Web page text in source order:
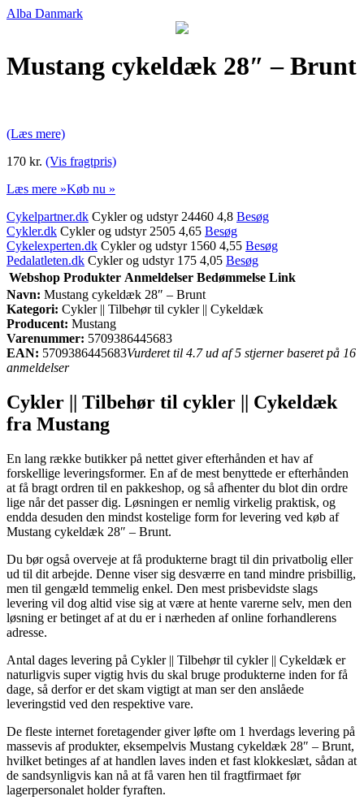
Alba Danmark
Mustang cykeldæk 28″ – Brunt
(Læs mere)
170 kr. (Vis fragtpris)
Læs mere »Køb nu »
Cykelpartner.dk Cykler og udstyr 24460 4,8 Besøg
Cykler.dk Cykler og udstyr 2505 4,65 Besøg
Cykelexperten.dk Cykler og udstyr 1560 4,55 Besøg
Pedalatleten.dk Cykler og udstyr 175 4,05 Besøg
Webshop Produkter Anmeldelser Bedømmelse Link
Navn: Mustang cykeldæk 28″ – Brunt
Kategori: Cykler || Tilbehør til cykler || Cykeldæk
Producent: Mustang
Varenummer: 5709386445683
EAN: 5709386445683Vurderet til 4.7 ud af 5 stjerner baseret på 16
anmeldelser
Cykler || Tilbehør til cykler || Cykeldæk
fra Mustang
En lang række butikker på nettet giver efterhånden et hav af
forskellige leveringsformer. En af de mest benyttede er efterhånden
at få bragt ordren til en pakkeshop, og så afhenter du blot din ordre
lige når det passer dig. Løsningen er nemlig virkelig praktisk, og
endda desuden den mindst kostelige form for levering ved køb af
Mustang cykeldæk 28″ – Brunt.
Du bør også overveje at få produkterne bragt til din privatbolig eller
ud til dit arbejde. Denne viser sig desværre en tand mindre prisbillig,
men til gengæld temmelig enkel. Den mest prisbevidste slags
levering vil dog altid vise sig at være at hente varerne selv, men den
løsning er betinget af at du er i nærheden af online forhandlerens
adresse.
Antal dages levering på Cykler || Tilbehør til cykler || Cykeldæk er
naturligvis super vigtig hvis du skal bruge produkterne inden for få
dage, så derfor er det skam vigtigt at man ser den anslåede
leveringstid ved den respektive vare.
De fleste internet foretagender giver løfte om 1 hverdags levering på
massevis af produkter, eksempelvis Mustang cykeldæk 28″ – Brunt,
hvilket betinges af at handlen laves inden et fast klokkeslæt, sådan at
de sandsynligvis kan nå at få varen hen til fragtfirmaet før
lagerpersonalet holder fyraften.